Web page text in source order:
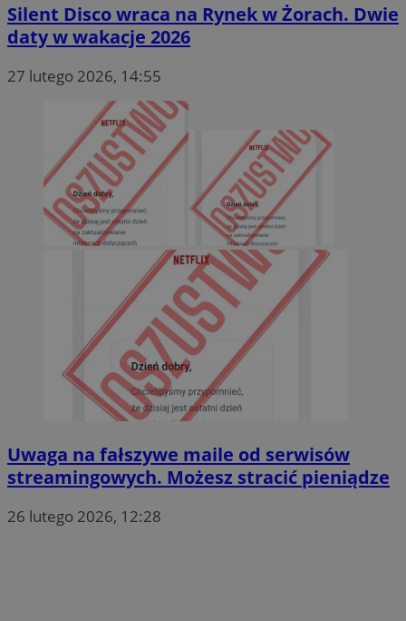
Silent Disco wraca na Rynek w Żorach. Dwie
daty w wakacje 2026
27 lutego 2026, 14:55
Uwaga na fałszywe maile od serwisów
streamingowych. Możesz stracić pieniądze
26 lutego 2026, 12:28